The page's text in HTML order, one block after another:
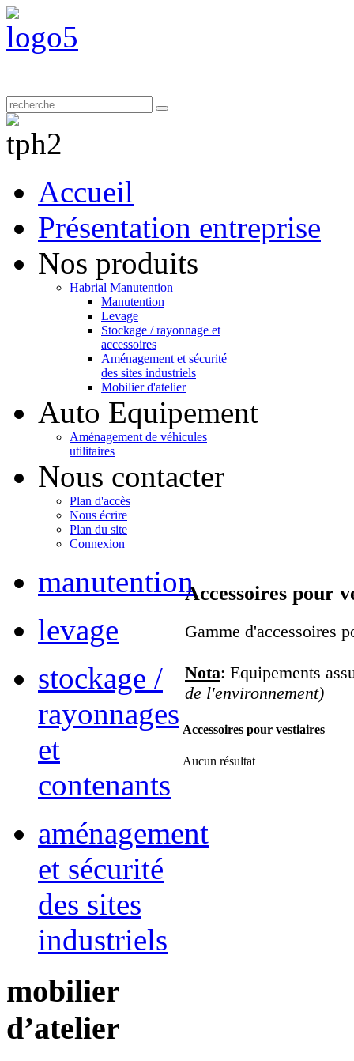
Accueil
Présentation entreprise
Nos produits
Habrial Manutention
Manutention
Levage
Stockage / rayonnage et
accessoires
Aménagement et sécurité
des sites industriels
Mobilier d'atelier
Auto Equipement
Aménagement de véhicules
utilitaires
Nous contacter
Plan d'accès
Nous écrire
Plan du site
Connexion
Accessoires pour
Gamme d'accessoires
Nota: Equipements
de l'environnement)
Accessoires pour vestiaires
Aucun résultat
manutention
levage
stockage /
rayonnages
et
contenants
aménagement
et sécurité
des sites
industriels
mobilier
d’atelier